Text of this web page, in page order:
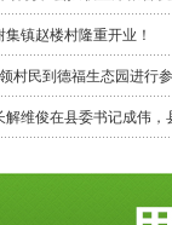
镇赵楼村隆重开业！